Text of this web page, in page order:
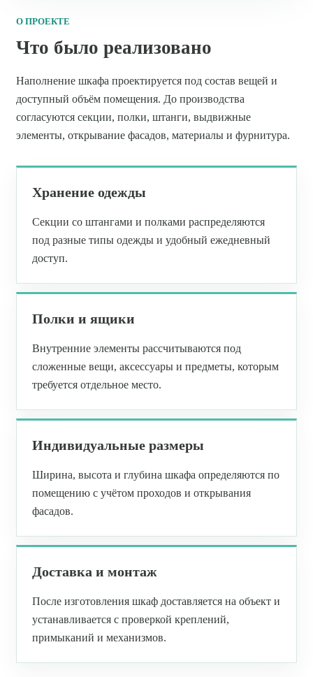
О ПРОЕКТЕ
Что было реализовано
Наполнение шкафа проектируется под состав вещей и
доступный объём помещения. До производства
согласуются секции, полки, штанги, выдвижные
элементы, открывание фасадов, материалы и фурнитура.
Хранение одежды
Секции со штангами и полками распределяются
под разные типы одежды и удобный ежедневный
доступ.
Полки и ящики
Внутренние элементы рассчитываются под
сложенные вещи, аксессуары и предметы, которым
требуется отдельное место.
Индивидуальные размеры
Ширина, высота и глубина шкафа определяются по
помещению с учётом проходов и открывания
фасадов.
Доставка и монтаж
После изготовления шкаф доставляется на объект и
устанавливается с проверкой креплений,
примыканий и механизмов.